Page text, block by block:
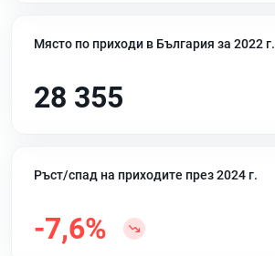
Място по приходи в България за 2022 г.
28 355
Ръст/спад на приходите през 2024 г.
-7,6%